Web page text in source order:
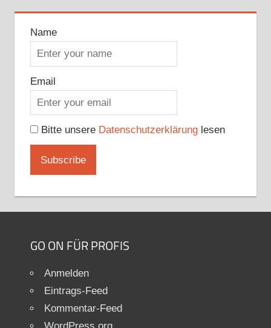
Name
Email
Bitte unsere Datenschutzerklärunglesen
GO ON FÜR PROFIS
Anmelden
Eintrags-Feed
Kommentar-Feed